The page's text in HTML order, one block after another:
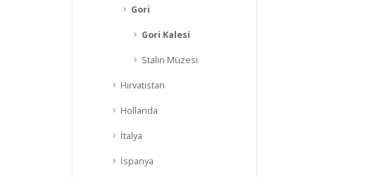
Gori
Gori Kalesi
Stalin Müzesi
Hırvatistan
Hollanda
İtalya
İspanya